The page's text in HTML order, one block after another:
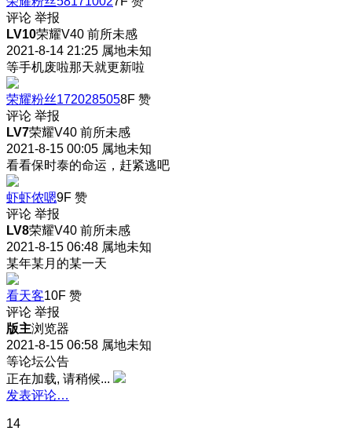
评论 举报
LV10荣耀V40 前所未感
2021-8-14 21:25 属地未知
等手机废啦那天就更新啦
荣耀粉丝1720285058F 赞
评论 举报
LV7荣耀V40 前所未感
2021-8-15 00:05 属地未知
看看保时泰的命运，赶紧逃吧
虾虾侬嗯9F 赞
评论 举报
LV8荣耀V40 前所未感
2021-8-15 06:48 属地未知
某年某月的某一天
看天客10F 赞
评论 举报
版主浏览器
2021-8-15 06:58 属地未知
等论坛公告
正在加载, 请稍候...
发表评论…
14